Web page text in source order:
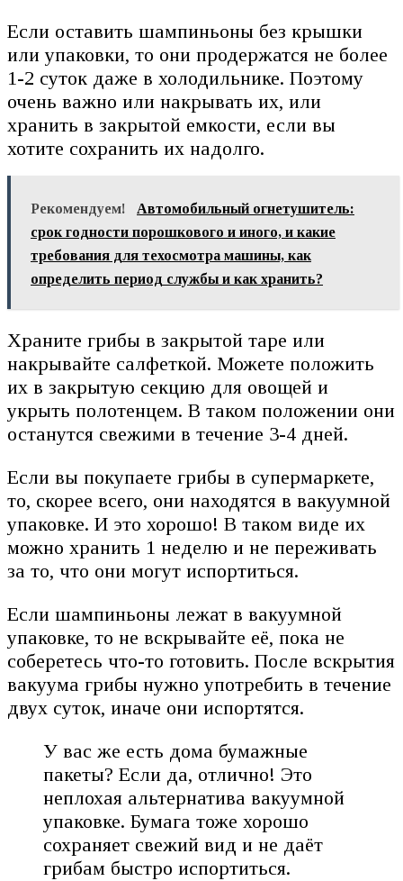
Если оставить шампиньоны без крышки
или упаковки, то они продержатся не более
1-2 суток даже в холодильнике. Поэтому
очень важно или накрывать их, или
хранить в закрытой емкости, если вы
хотите сохранить их надолго.
Рекомендуем!
Автомобильный огнетушитель:
срок годности порошкового и иного, и какие
требования для техосмотра машины, как
определить период службы и как хранить?
Храните грибы в закрытой таре или
накрывайте салфеткой. Можете положить
их в закрытую секцию для овощей и
укрыть полотенцем. В таком положении они
останутся свежими в течение 3-4 дней.
Если вы покупаете грибы в супермаркете,
то, скорее всего, они находятся в вакуумной
упаковке. И это хорошо! В таком виде их
можно хранить 1 неделю и не переживать
за то, что они могут испортиться.
Если шампиньоны лежат в вакуумной
упаковке, то не вскрывайте её, пока не
соберетесь что-то готовить. После вскрытия
вакуума грибы нужно употребить в течение
двух суток, иначе они испортятся.
У вас же есть дома бумажные
пакеты? Если да, отлично! Это
неплохая альтернатива вакуумной
упаковке. Бумага тоже хорошо
сохраняет свежий вид и не даёт
грибам быстро испортиться.